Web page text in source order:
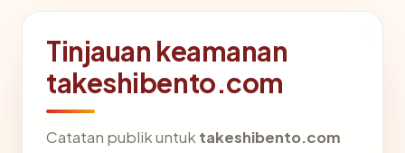
Tinjauan keamanan
takeshibento.com
Catatan publik untuk takeshibento.com